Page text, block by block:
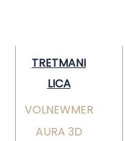
TRETMANI
LICA
VOLNEWMER
AURA 3D